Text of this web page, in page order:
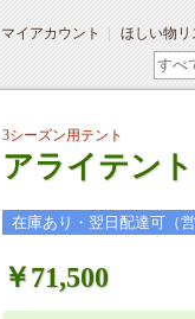
マイアカウント ほしい物リ
3シーズン用テント
アライテン
在庫あり・翌日配達可（
￥71,500